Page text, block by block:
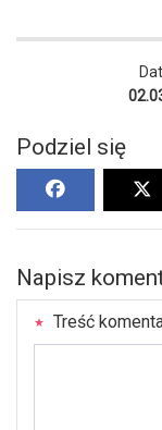
Podziel się
Napisz
Treść